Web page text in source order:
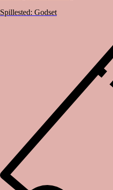
Spillested: Godset